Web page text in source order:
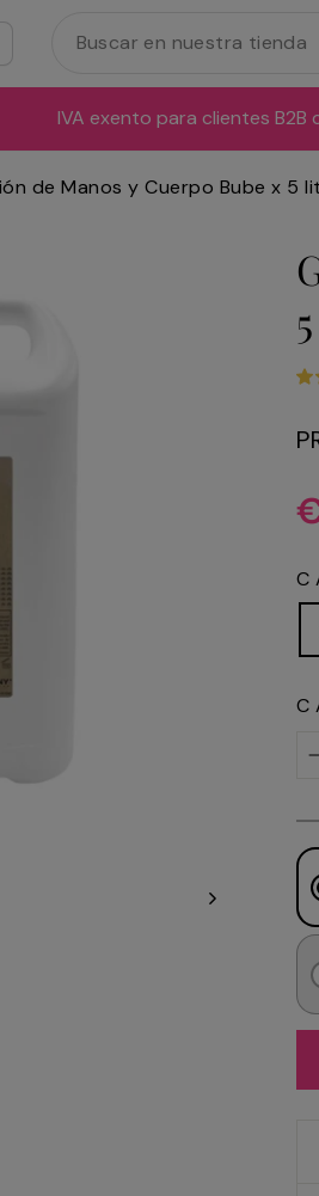
IVA exento para clientes
de Manos y Cuerpo Bube x 5